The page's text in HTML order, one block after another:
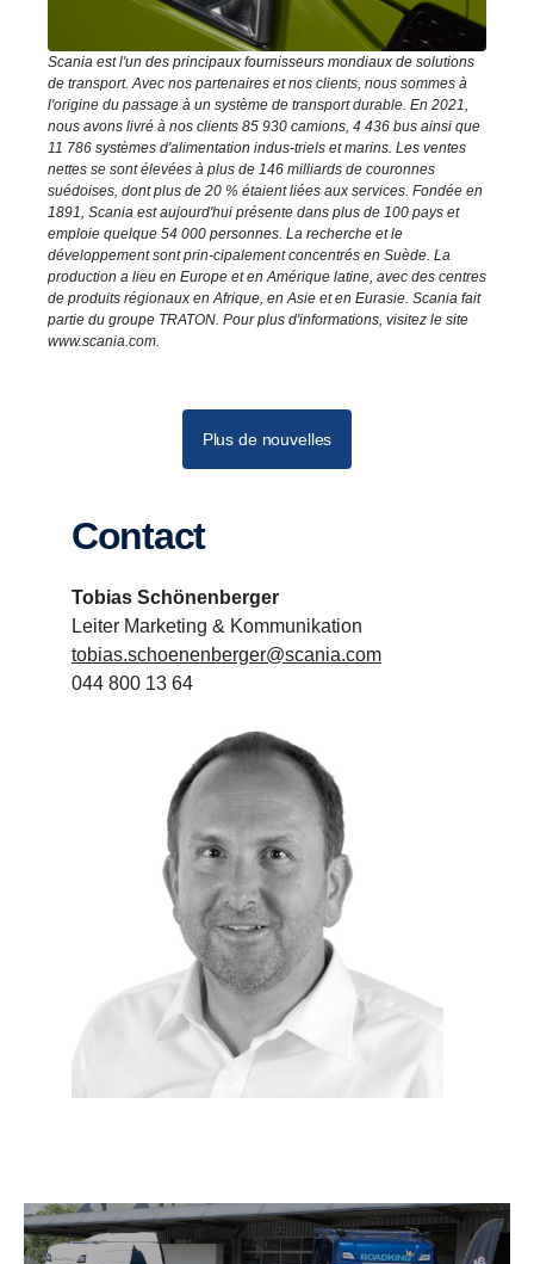
Scania est l'un des principaux fournisseurs mondiaux de solutions
de transport. Avec nos partenaires et nos clients, nous sommes à
l'origine du passage à un système de transport durable. En 2021,
nous avons livré à nos clients 85 930 camions, 4 436 bus ainsi que
11 786 systèmes d'alimentation indus-triels et marins. Les ventes
nettes se sont élevées à plus de 146 milliards de couronnes
suédoises, dont plus de 20 % étaient liées aux services. Fondée en
1891, Scania est aujourd'hui présente dans plus de 100 pays et
emploie quelque 54 000 personnes. La recherche et le
développement sont prin-cipalement concentrés en Suède. La
production a lieu en Europe et en Amérique latine, avec des centres
de produits régionaux en Afrique, en Asie et en Eurasie. Scania fait
partie du groupe TRATON. Pour plus d'informations, visitez le site
www.scania.com.
Plus de nouvelles
Contact
Tobias Schönenberger
Leiter Marketing & Kommunikation
tobias.schoenenberger@scania.com
044 800 13 64